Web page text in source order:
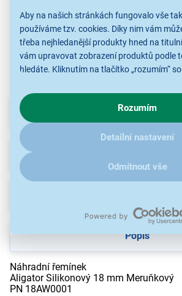
Aby na našich stránkách fungovalo vše
používáme tzv. cookies. Díky nim vám
třeba nejhledanější produkty hned na
vám upravovat zobrazení produktů podle
hledáte. Kliknutím na tlačítko „rozumím“
chování na webu pro zobrazení cílených
zajímají detaily, jak u nás s cookies a
kliknětesem.
Rozumím
Detailní nastavení
Odmítnout vše
Řemínky k chytrým
hodinkám
Řemínky k chytrým
hodinkám
Popis
Náhradní řemínek
Aligator Silikonový 18 mm Meruňkový
PN 18AW0001
Parametry